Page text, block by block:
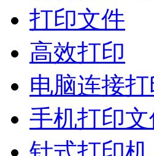
打印文件
高效打印
电脑连接
手机打印文